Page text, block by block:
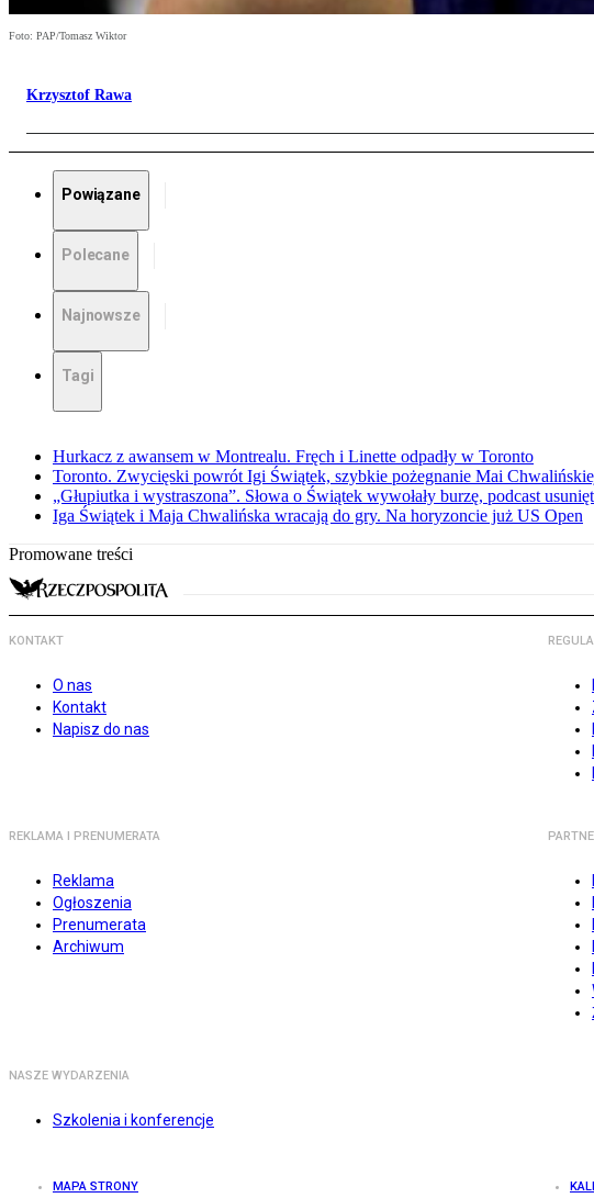
Foto: PAP/Tomasz Wiktor
Krzysztof Rawa
Powiązane
Polecane
Najnowsze
Tagi
Hurkacz z awansem w Montrealu. Fręch i Linette odpadły w Toronto
Toronto. Zwycięski powrót Igi Świątek, szybkie pożegnanie Mai
„Głupiutka i wystraszona”. Słowa o Świątek wywołały burzę, podcast
Iga Świątek i Maja Chwalińska wracają do gry. Na horyzoncie już US Open
Promowane treści
KONTAKT
O nas
Kontakt
Napisz do nas
REKLAMA I PRENUMERATA
Reklama
Ogłoszenia
Prenumerata
Archiwum
NASZE WYDARZENIA
Szkolenia i konferencje
MAPA STRONY